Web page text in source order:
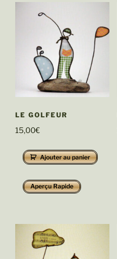
LE GOLFEUR
15,00€
Ajouter au panier
Aperçu Rapide